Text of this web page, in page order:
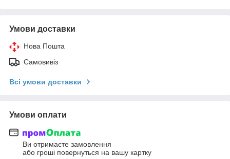
Умови доставки
Нова Пошта
Самовивіз
Всі умови доставки
Умови оплати
Ви отримаєте замовлення
або гроші повернуться на вашу картку